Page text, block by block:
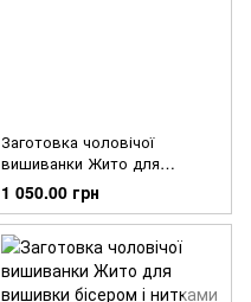
Заготовка чоловічої
вишиванки Жито для
вишивки бісером і нитками
СЧ009лБнннн
1 050.00 грн